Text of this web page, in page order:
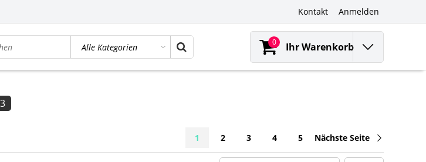
Kontakt Anmelden
0 Ihr Warenkorb
1 2 3 4 5 Nächste Seite